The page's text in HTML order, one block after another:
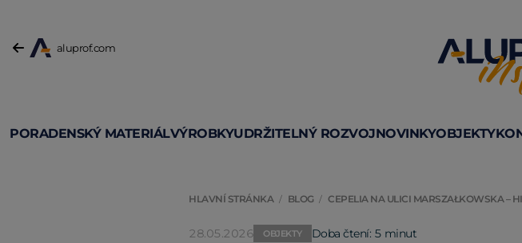
aluprof.com
PORADENSKÝ MATERIÁLVÝROBKYUDRŽITELNÝ ROZVOJNOVINKYOBJEKTY
HLAVNÍ STRÁNKA BLOG CEPELIA NA ULICI MARSZAŁKOWSKA –
28.05.2026 OBJEKTY Doba čtení: 5 minut